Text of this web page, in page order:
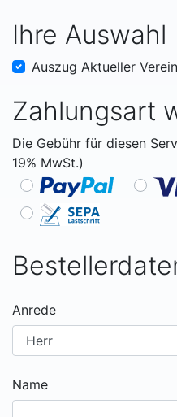
Ihre Auswahl
Auszug Aktueller
Zahlungsart
Die Gebühr für diesen
19% MwSt.)
Anrede
Name